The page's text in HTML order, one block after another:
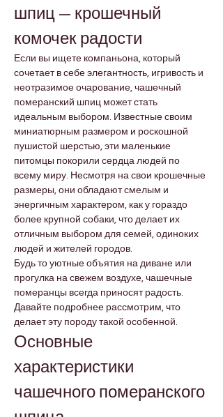
шпиц — крошечный
комочек радости
Если вы ищете компаньона, который
сочетает в себе элегантность, игривость и
неотразимое очарование, чашечный
померанский шпиц может стать
идеальным выбором. Известные своим
миниатюрным размером и роскошной
пушистой шерстью, эти маленькие
питомцы покорили сердца людей по
всему миру. Несмотря на свои крошечные
размеры, они обладают смелым и
энергичным характером, как у гораздо
более крупной собаки, что делает их
отличным выбором для семей, одиноких
людей и жителей городов.
Будь то уютные объятия на диване или
прогулка на свежем воздухе, чашечные
померанцы всегда приносят радость.
Давайте подробнее рассмотрим, что
делает эту породу такой особенной.
Основные
характеристики
чашечного померанского